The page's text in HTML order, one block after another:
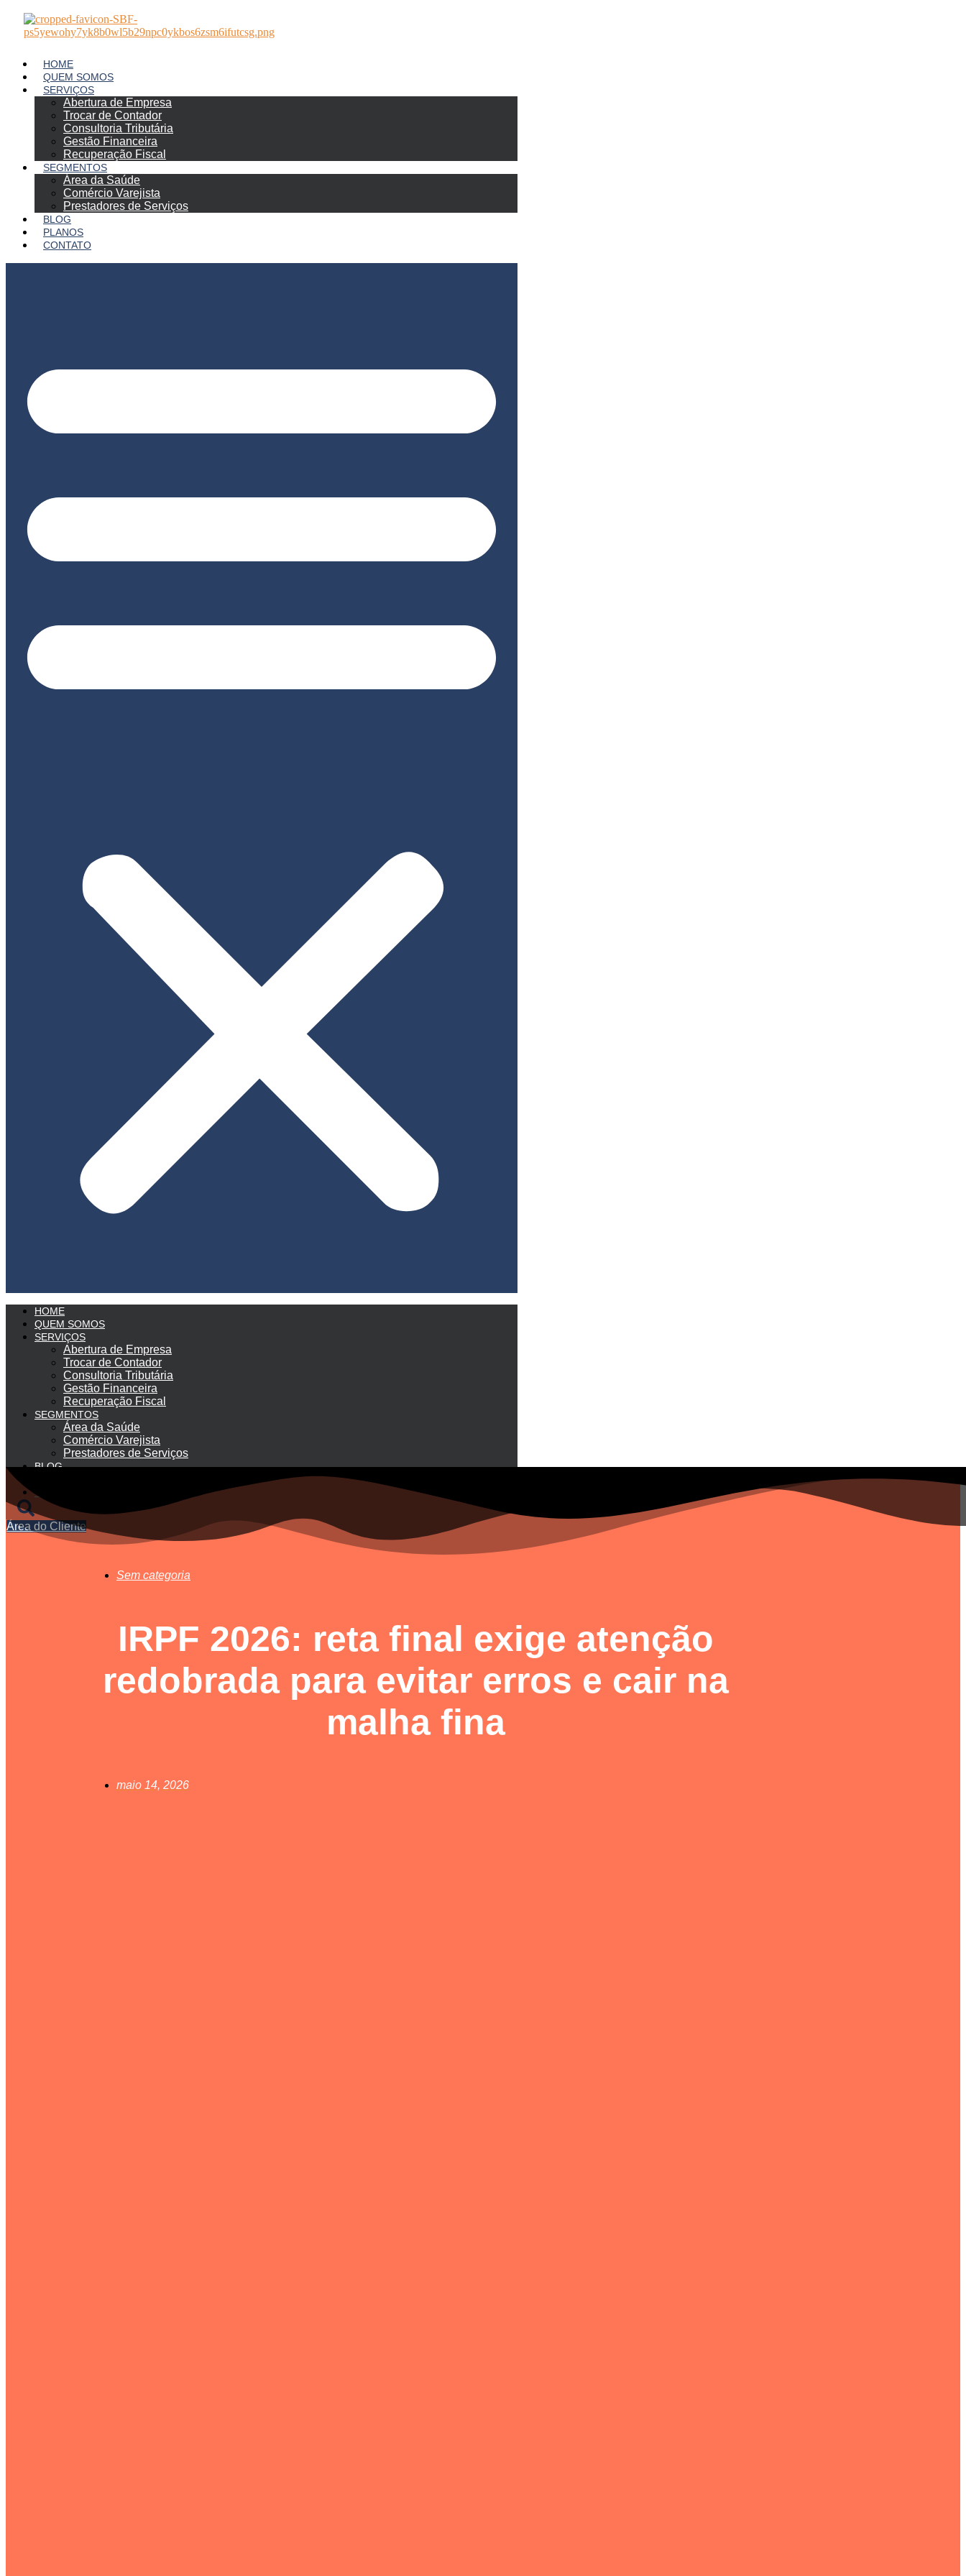
para
HOME
QUEM SOMOS
SERVIÇOS
Abertura de Empresa
Trocar de Contador
Consultoria Tributária
Gestão Financeira
Recuperação Fiscal
SEGMENTOS
Área da Saúde
Comércio Varejista
Prestadores de Serviços
BLOG
PLANOS
CONTATO
HOME
QUEM SOMOS
SERVIÇOS
Abertura de Empresa
Trocar de Contador
Consultoria Tributária
Gestão Financeira
Recuperação Fiscal
SEGMENTOS
Área da Saúde
Comércio Varejista
Prestadores de Serviços
BLOG
CONTATO
Área do Cliente
Sem categoria
IRPF 2026: reta final exige atenção
redobrada para evitar erros e cair na
malha fina
maio 14, 2026